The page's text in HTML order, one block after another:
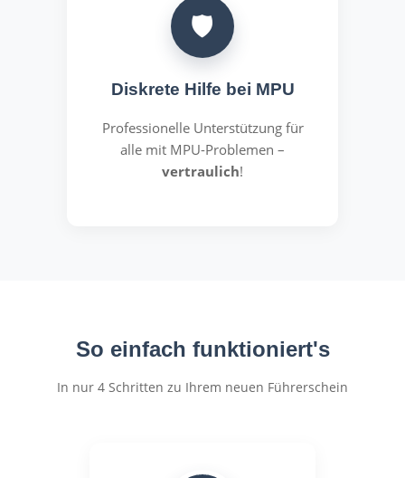
🛡️
Diskrete Hilfe bei MPU
Professionelle Unterstützung für
alle mit MPU-Problemen –
vertraulich!
So einfach funktioniert's
In nur 4 Schritten zu Ihrem neuen Führerschein